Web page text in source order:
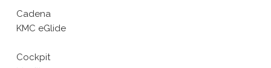
Cadena
KMC eGlide
Cockpit